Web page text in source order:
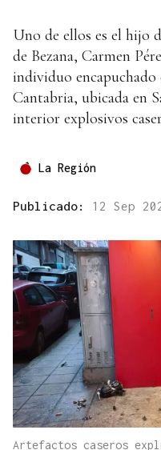
Uno de ellos es el hijo
de Bezana, Carmen
individuo encapuchado
Cantabria, ubicada en
interior explosivos
La Región
Publicado: 12 Sep
Artefactos caseros